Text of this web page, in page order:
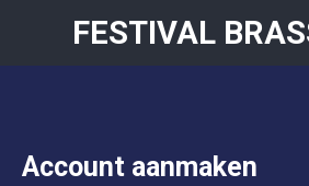
direct
hoofdinhoud
FESTIVAL
Account aanmaken